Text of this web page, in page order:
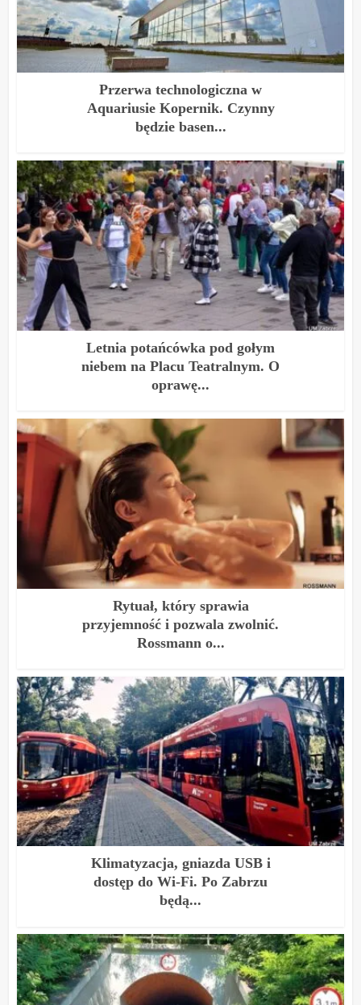
Przerwa technologiczna w
Aquariusie Kopernik. Czynny
będzie basen...
Letnia potańcówka pod gołym
niebem na Placu Teatralnym. O
oprawę...
Rytuał, który sprawia
przyjemność i pozwala zwolnić.
Rossmann o...
Klimatyzacja, gniazda USB i
dostęp do Wi-Fi. Po Zabrzu
będą...